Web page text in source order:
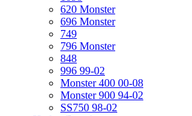
620 Monster
696 Monster
749
796 Monster
848
996 99-02
Monster 400 00-08
Monster 900 94-02
SS750 98-02